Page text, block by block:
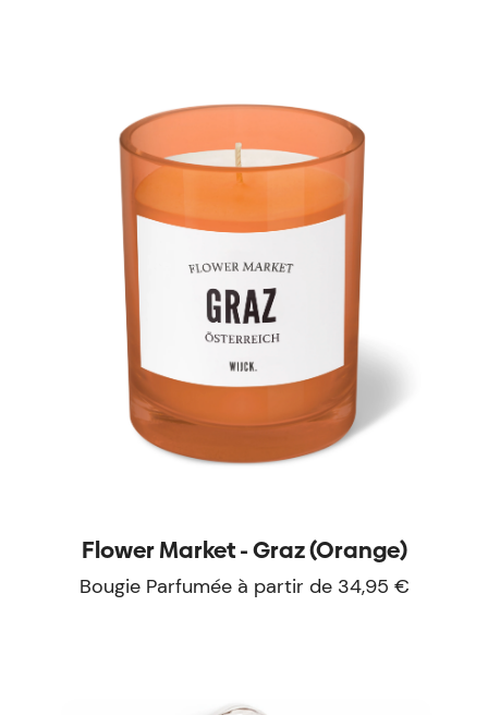
Flower Market - Graz (Orange)
Bougie Parfumée à partir de 34,95 €